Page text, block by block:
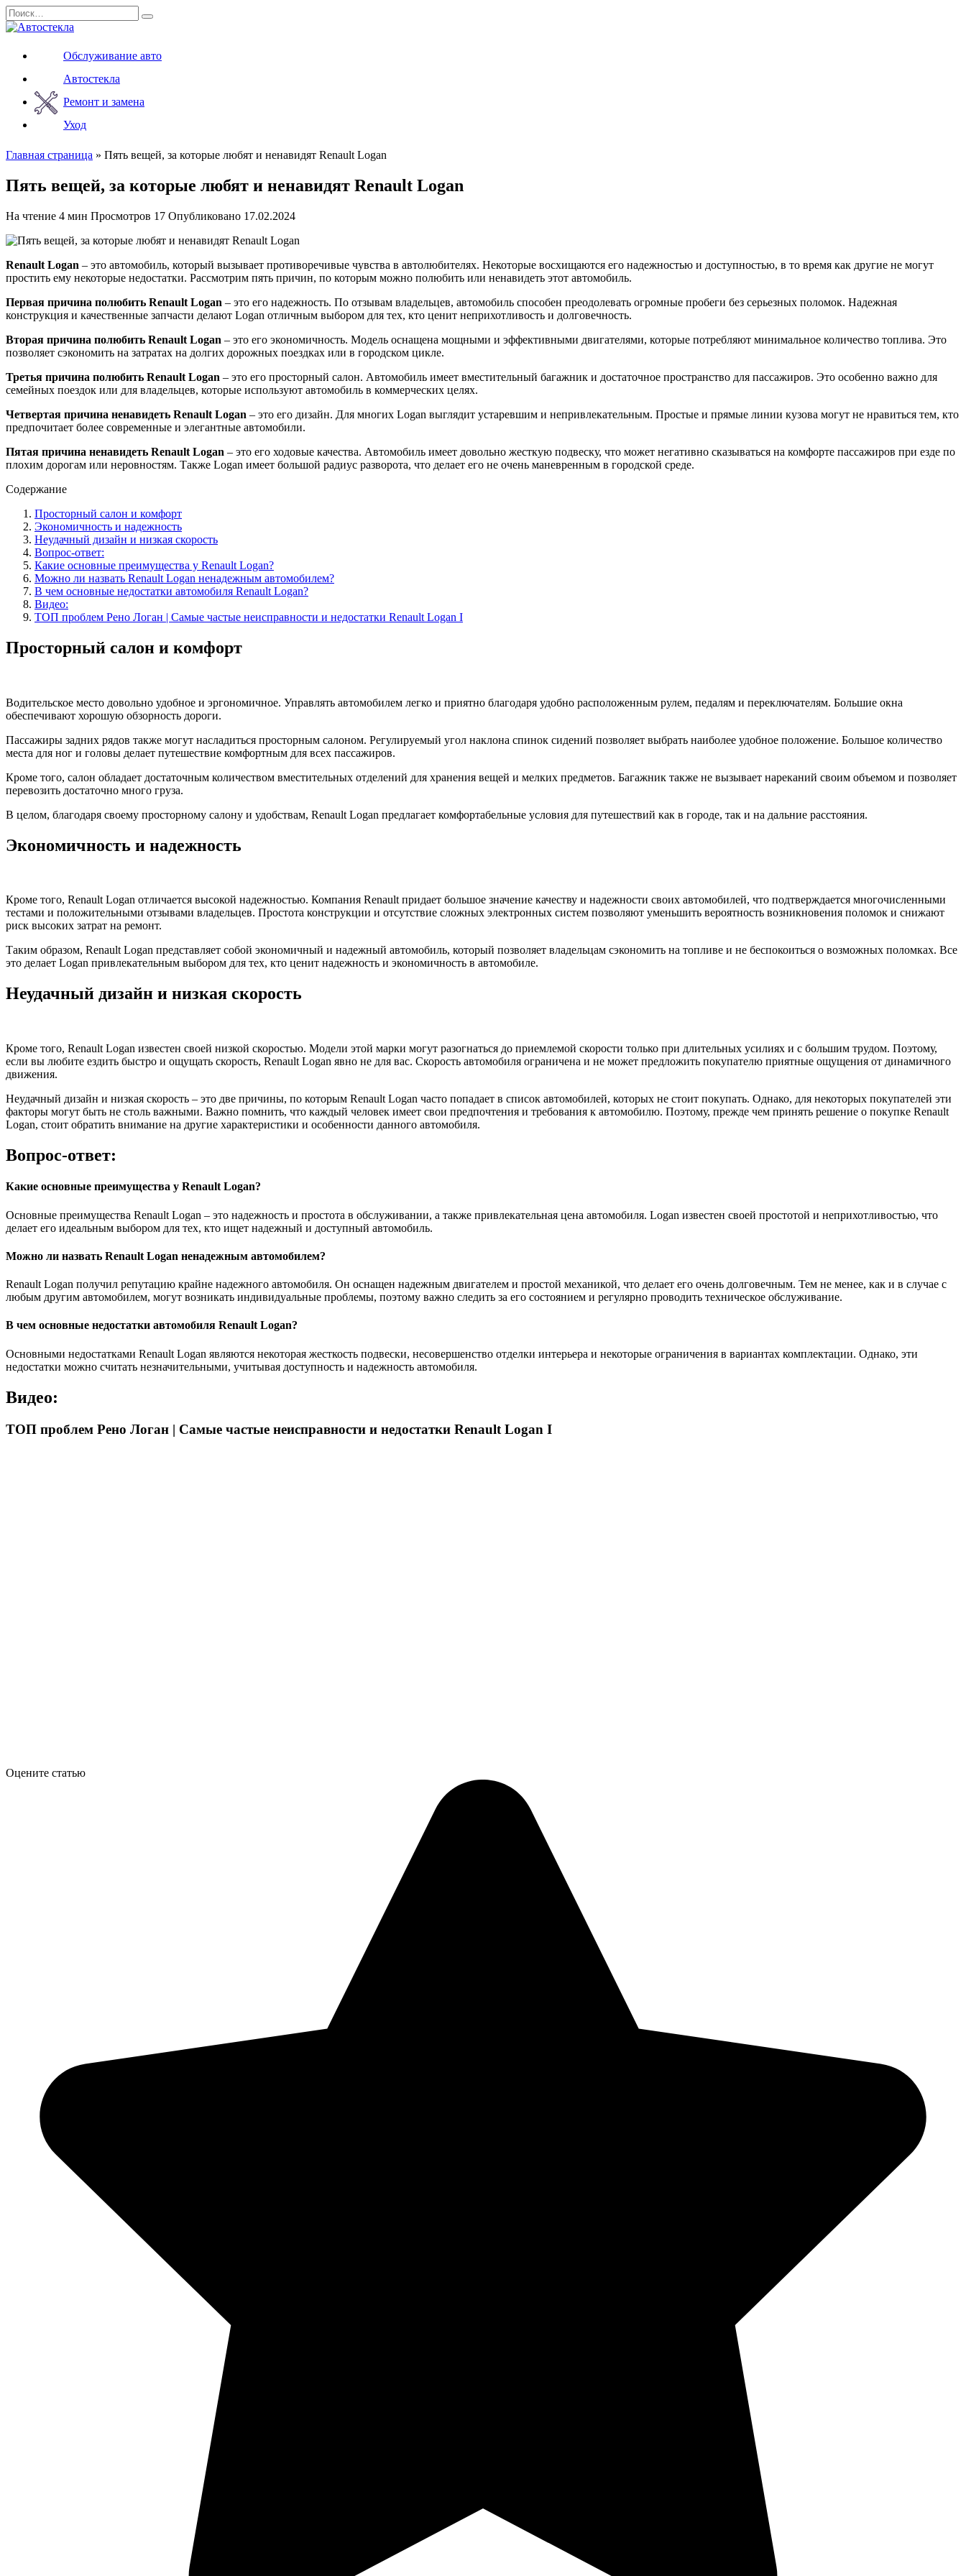
Перейти
к
Search
for:
Обслуживание авто
Автостекла
Ремонт и замена
Уход
Главная страница » Пять вещей, за которые любят и ненавидят Renault Logan
Пять вещей, за которые любят и ненавидят Renault Logan
На чтение 4 мин Просмотров 17 Опубликовано 17.02.2024
Renault Logan – это автомобиль, который вызывает противоречивые чувства в автолюбителях. Некоторые восхищаются его надежностью и доступностью, в то время как другие не могут
простить ему некоторые недостатки. Рассмотрим пять причин, по которым можно полюбить или ненавидеть этот автомобиль.
Первая причина полюбить Renault Logan – это его надежность. По отзывам владельцев, автомобиль способен преодолевать огромные пробеги без серьезных поломок. Надежная
конструкция и качественные запчасти делают Logan отличным выбором для тех, кто ценит неприхотливость и долговечность.
Вторая причина полюбить Renault Logan – это его экономичность. Модель оснащена мощными и эффективными двигателями, которые потребляют минимальное количество топлива. Это
позволяет сэкономить на затратах на долгих дорожных поездках или в городском цикле.
Третья причина полюбить Renault Logan – это его просторный салон. Автомобиль имеет вместительный багажник и достаточное пространство для пассажиров. Это особенно важно для
семейных поездок или для владельцев, которые используют автомобиль в коммерческих целях.
Четвертая причина ненавидеть Renault Logan – это его дизайн. Для многих Logan выглядит устаревшим и непривлекательным. Простые и прямые линии кузова могут не нравиться тем, кто
предпочитает более современные и элегантные автомобили.
Пятая причина ненавидеть Renault Logan – это его ходовые качества. Автомобиль имеет довольно жесткую подвеску, что может негативно сказываться на комфорте пассажиров при езде по
плохим дорогам или неровностям. Также Logan имеет большой радиус разворота, что делает его не очень маневренным в городской среде.
Содержание
Просторный салон и комфорт
Экономичность и надежность
Неудачный дизайн и низкая скорость
Вопрос-ответ:
Какие основные преимущества у Renault Logan?
Можно ли назвать Renault Logan ненадежным автомобилем?
В чем основные недостатки автомобиля Renault Logan?
Видео:
ТОП проблем Рено Логан | Самые частые неисправности и недостатки Renault Logan I
Просторный салон и комфорт
Водительское место довольно удобное и эргономичное. Управлять автомобилем легко и приятно благодаря удобно расположенным рулем, педалям и переключателям. Большие окна
обеспечивают хорошую обзорность дороги.
Пассажиры задних рядов также могут насладиться просторным салоном. Регулируемый угол наклона спинок сидений позволяет выбрать наиболее удобное положение. Большое количество
места для ног и головы делает путешествие комфортным для всех пассажиров.
Кроме того, салон обладает достаточным количеством вместительных отделений для хранения вещей и мелких предметов. Багажник также не вызывает нареканий своим объемом и позволяет
перевозить достаточно много груза.
В целом, благодаря своему просторному салону и удобствам, Renault Logan предлагает комфортабельные условия для путешествий как в городе, так и на дальние расстояния.
Экономичность и надежность
Кроме того, Renault Logan отличается высокой надежностью. Компания Renault придает большое значение качеству и надежности своих автомобилей, что подтверждается многочисленными
тестами и положительными отзывами владельцев. Простота конструкции и отсутствие сложных электронных систем позволяют уменьшить вероятность возникновения поломок и снижают
риск высоких затрат на ремонт.
Таким образом, Renault Logan представляет собой экономичный и надежный автомобиль, который позволяет владельцам сэкономить на топливе и не беспокоиться о возможных поломках. Все
это делает Logan привлекательным выбором для тех, кто ценит надежность и экономичность в автомобиле.
Неудачный дизайн и низкая скорость
Кроме того, Renault Logan известен своей низкой скоростью. Модели этой марки могут разогнаться до приемлемой скорости только при длительных усилиях и с большим трудом. Поэтому,
если вы любите ездить быстро и ощущать скорость, Renault Logan явно не для вас. Скорость автомобиля ограничена и не может предложить покупателю приятные ощущения от динамичного
движения.
Неудачный дизайн и низкая скорость – это две причины, по которым Renault Logan часто попадает в список автомобилей, которых не стоит покупать. Однако, для некоторых покупателей эти
факторы могут быть не столь важными. Важно помнить, что каждый человек имеет свои предпочтения и требования к автомобилю. Поэтому, прежде чем принять решение о покупке Renault
Logan, стоит обратить внимание на другие характеристики и особенности данного автомобиля.
Вопрос-ответ:
Какие основные преимущества у Renault Logan?
Основные преимущества Renault Logan – это надежность и простота в обслуживании, а также привлекательная цена автомобиля. Logan известен своей простотой и неприхотливостью, что
делает его идеальным выбором для тех, кто ищет надежный и доступный автомобиль.
Можно ли назвать Renault Logan ненадежным автомобилем?
Renault Logan получил репутацию крайне надежного автомобиля. Он оснащен надежным двигателем и простой механикой, что делает его очень долговечным. Тем не менее, как и в случае с
любым другим автомобилем, могут возникать индивидуальные проблемы, поэтому важно следить за его состоянием и регулярно проводить техническое обслуживание.
В чем основные недостатки автомобиля Renault Logan?
Основными недостатками Renault Logan являются некоторая жесткость подвески, несовершенство отделки интерьера и некоторые ограничения в вариантах комплектации. Однако, эти
недостатки можно считать незначительными, учитывая доступность и надежность автомобиля.
Видео:
ТОП проблем Рено Логан | Самые частые неисправности и недостатки Renault Logan I
Оцените статью